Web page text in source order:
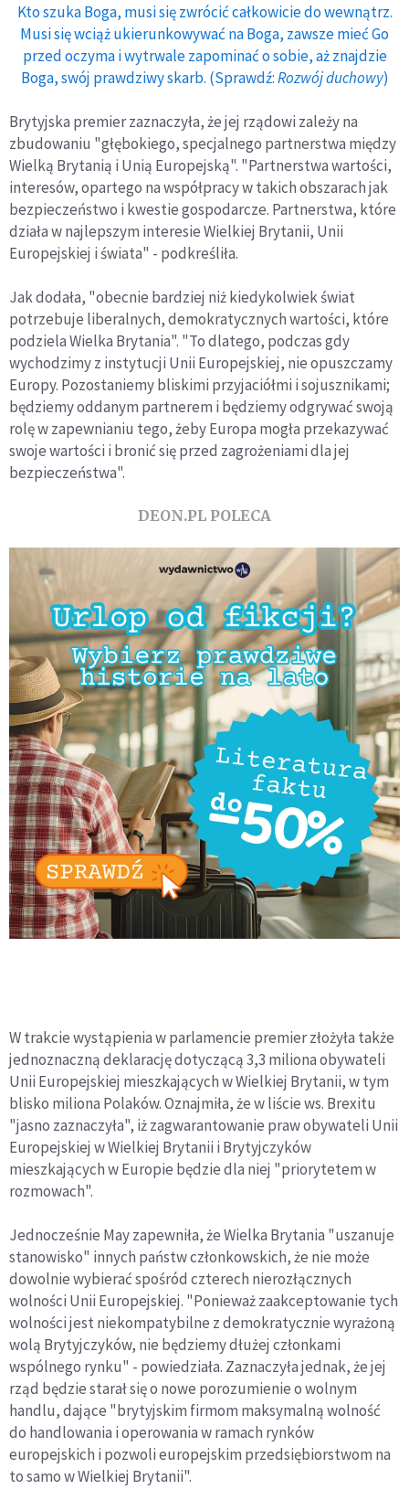
Kto szuka Boga, musi się zwrócić całkowicie do wewnątrz.
Musi się wciąż ukierunkowywać na Boga, zawsze mieć Go
przed oczyma i wytrwale zapominać o sobie, aż znajdzie
Boga, swój prawdziwy skarb. (Sprawdź:Rozwój duchowy)
Brytyjska premier zaznaczyła, że jej rządowi zależy na
zbudowaniu "głębokiego, specjalnego partnerstwa między
Wielką Brytanią i Unią Europejską". "Partnerstwa wartości,
interesów, opartego na współpracy w takich obszarach jak
bezpieczeństwo i kwestie gospodarcze. Partnerstwa, które
działa w najlepszym interesie Wielkiej Brytanii, Unii
Europejskiej i świata" - podkreśliła.
Jak dodała, "obecnie bardziej niż kiedykolwiek świat
potrzebuje liberalnych, demokratycznych wartości, które
podziela Wielka Brytania". "To dlatego, podczas gdy
wychodzimy z instytucji Unii Europejskiej, nie opuszczamy
Europy. Pozostaniemy bliskimi przyjaciółmi i sojusznikami;
będziemy oddanym partnerem i będziemy odgrywać swoją
rolę w zapewnianiu tego, żeby Europa mogła przekazywać
swoje wartości i bronić się przed zagrożeniami dla jej
bezpieczeństwa".
DEON.PL POLECA
W trakcie wystąpienia w parlamencie premier złożyła także
jednoznaczną deklarację dotyczącą 3,3 miliona obywateli
Unii Europejskiej mieszkających w Wielkiej Brytanii, w tym
blisko miliona Polaków. Oznajmiła, że w liście ws. Brexitu
"jasno zaznaczyła", iż zagwarantowanie praw obywateli Unii
Europejskiej w Wielkiej Brytanii i Brytyjczyków
mieszkających w Europie będzie dla niej "priorytetem w
rozmowach".
Jednocześnie May zapewniła, że Wielka Brytania "uszanuje
stanowisko" innych państw członkowskich, że nie może
dowolnie wybierać spośród czterech nierozłącznych
wolności Unii Europejskiej. "Ponieważ zaakceptowanie tych
wolności jest niekompatybilne z demokratycznie wyrażoną
wolą Brytyjczyków, nie będziemy dłużej członkami
wspólnego rynku" - powiedziała. Zaznaczyła jednak, że jej
rząd będzie starał się o nowe porozumienie o wolnym
handlu, dające "brytyjskim firmom maksymalną wolność
do handlowania i operowania w ramach rynków
europejskich i pozwoli europejskim przedsiębiorstwom na
to samo w Wielkiej Brytanii".